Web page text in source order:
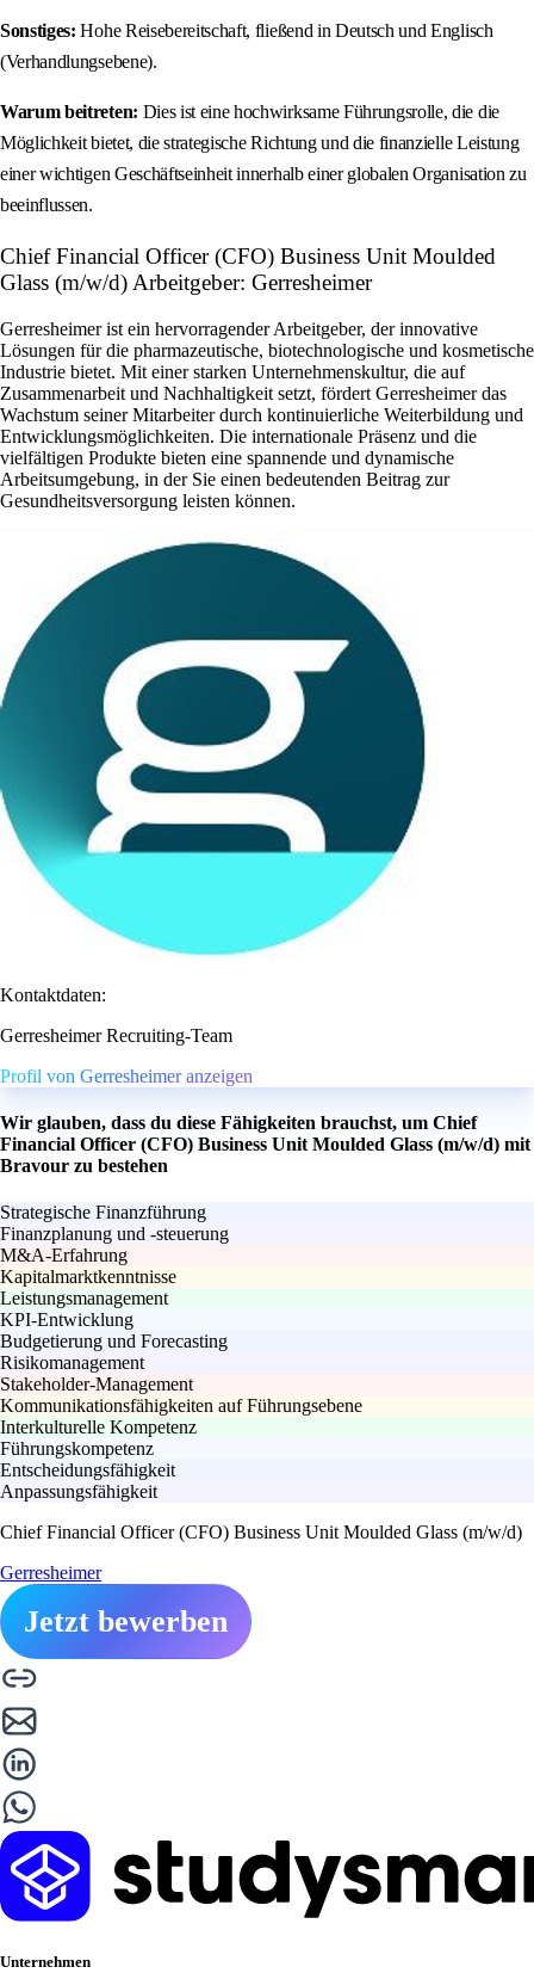
Sonstiges: Hohe Reisebereitschaft, fließend in Deutsch und Englisch
(Verhandlungsebene).
Warum beitreten: Dies ist eine hochwirksame Führungsrolle, die die
Möglichkeit bietet, die strategische Richtung und die finanzielle Leistung
einer wichtigen Geschäftseinheit innerhalb einer globalen Organisation zu
beeinflussen.
Chief Financial Officer (CFO) Business Unit Moulded
Glass (m/w/d) Arbeitgeber: Gerresheimer
Gerresheimer ist ein hervorragender Arbeitgeber, der innovative
Lösungen für die pharmazeutische, biotechnologische und kosmetische
Industrie bietet. Mit einer starken Unternehmenskultur, die auf
Zusammenarbeit und Nachhaltigkeit setzt, fördert Gerresheimer das
Wachstum seiner Mitarbeiter durch kontinuierliche Weiterbildung und
Entwicklungsmöglichkeiten. Die internationale Präsenz und die
vielfältigen Produkte bieten eine spannende und dynamische
Arbeitsumgebung, in der Sie einen bedeutenden Beitrag zur
Gesundheitsversorgung leisten können.
Kontaktdaten:
Gerresheimer Recruiting-Team
Profil von Gerresheimer anzeigen
Wir glauben, dass du diese Fähigkeiten brauchst, um Chief
Financial Officer (CFO) Business Unit Moulded Glass (m/w/d) mit
Bravour zu bestehen
Strategische Finanzführung
Finanzplanung und -steuerung
M&A-Erfahrung
Kapitalmarktkenntnisse
Leistungsmanagement
KPI-Entwicklung
Budgetierung und Forecasting
Risikomanagement
Stakeholder-Management
Kommunikationsfähigkeiten auf Führungsebene
Interkulturelle Kompetenz
Führungskompetenz
Entscheidungsfähigkeit
Anpassungsfähigkeit
Chief Financial Officer (CFO) Business Unit Moulded Glass (m/w/d)
Gerresheimer
Jetzt bewerben
Unternehmen